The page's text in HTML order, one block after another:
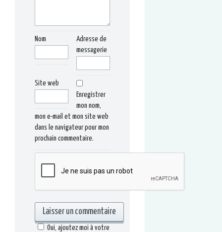
Nom
Adresse de
messagerie
Site web
Enregistrer
mon nom,
mon e-mail et mon site web
dans le navigateur pour mon
prochain commentaire.
Oui, ajoutez moi à votre